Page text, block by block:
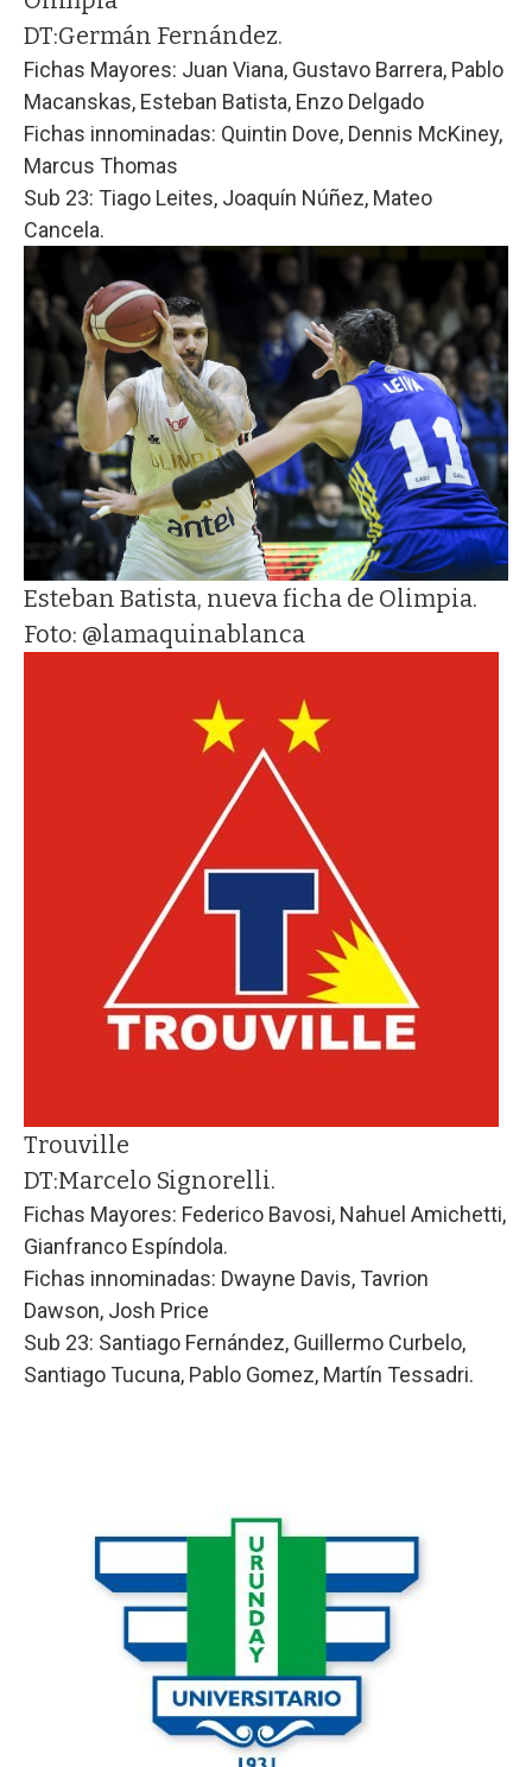
DT:Germán Fernández.
Fichas Mayores: Juan Viana, Gustavo Barrera, Pablo
Macanskas, Esteban Batista, Enzo Delgado
Fichas innominadas: Quintin Dove, Dennis McKiney,
Marcus Thomas
Sub 23: Tiago Leites, Joaquín Núñez, Mateo
Cancela.
Esteban Batista, nueva ficha de Olimpia.
Foto: @lamaquinablanca
Trouville
DT:Marcelo Signorelli.
Fichas Mayores: Federico Bavosi, Nahuel Amichetti,
Gianfranco Espíndola.
Fichas innominadas: Dwayne Davis, Tavrion
Dawson, Josh Price
Sub 23: Santiago Fernández, Guillermo Curbelo,
Santiago Tucuna, Pablo Gomez, Martín Tessadri.